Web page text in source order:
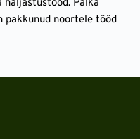
haljastustööd. Palka
pakkunud noortele tööd